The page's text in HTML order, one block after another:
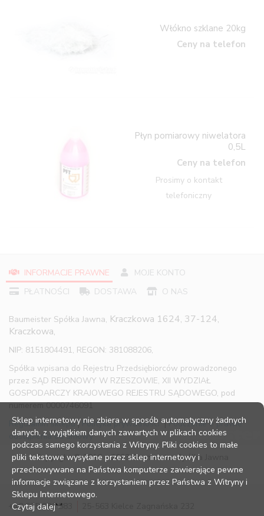
Włókno szklane 20kg
Ceny na telefon
Płyn pomiarowy niwelatora
0,5L
Ceny na telefon
Prosimy o kontakt
telefoniczny
INFORMACJE PRAWNE
MOJE KONTO
PŁATNOŚCI
DOSTAWA O NAS
Baumeister Spółka Jawna, Kraczkowa 1624, 37-124,
Kraczkowa,
NIP: 8151804491, REGON: 381088206,
Spółka wpisana do Rejestru Przedsiębiorców prowadzonego
przez SĄD REJONOWY W RZESZOWIE, XII WYDZIAŁ
GOSPODARCZY KRAJOWEGO REJESTRU SĄDOWEGO, pod
numerem 0000746091
Regulamin sklepu| Polityka prywatności |Pouczenie o prawie
odstąpienia od umowy
Copyright © 2016 – 2023 Baumeister Spółka Jawna
+48 575 881 883
Sklep internetowy nie zbiera w sposób automatyczny żadnych
danych, z wyjątkiem danych zawartych w plikach cookies
podczas samego korzystania z Witryny. Pliki cookies to małe
pliki tekstowe wysyłane przez sklep internetowy i
przechowywane na Państwa komputerze zawierające pewne
informacje związane z korzystaniem przez Państwa z Witryny i
Sklepu Internetowego.
Czytaj dalej